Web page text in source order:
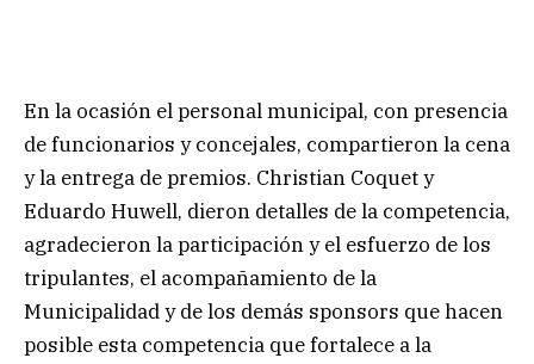
En la ocasión el personal municipal, con presencia
de funcionarios y concejales, compartieron la cena
y la entrega de premios. Christian Coquet y
Eduardo Huwell, dieron detalles de la competencia,
agradecieron la participación y el esfuerzo de los
tripulantes, el acompañamiento de la
Municipalidad y de los demás sponsors que hacen
posible esta competencia que fortalece a la